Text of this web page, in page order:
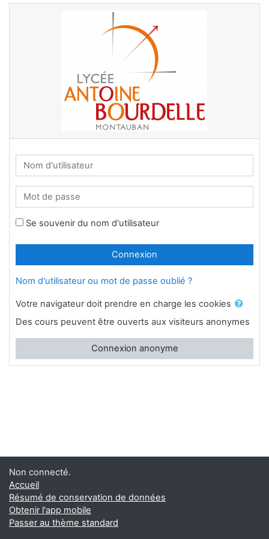
Passer au contenu principal
Nom d'utilisateur
Mot de passe
Se souvenir du nom d'utilisateur
Connexion
Nom d'utilisateur ou mot de passe oublié ?
Votre navigateur doit prendre en charge les cookies
Des cours peuvent être ouverts aux visiteurs anonymes
Connexion anonyme
Non connecté.
Accueil
Résumé de conservation de données
Obtenir l'app mobile
Passer au thème standard